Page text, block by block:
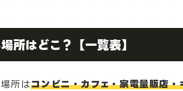
所はどこ？【一覧表】
所はコンビニ・カフェ・家電量販店